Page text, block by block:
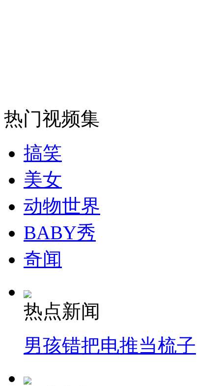
外交部：有关国家言论片面不公正
安徽一实载49人客车翻车
走！跟着总书记去植树
消防员救轻生者
纽约上演“枕头大战”
司机酒驾遇交警 急速倒车逃窜
热门视频集
搞笑
美女
动物世界
BABY秀
奇闻
热点新闻
男孩错把电推当梳子